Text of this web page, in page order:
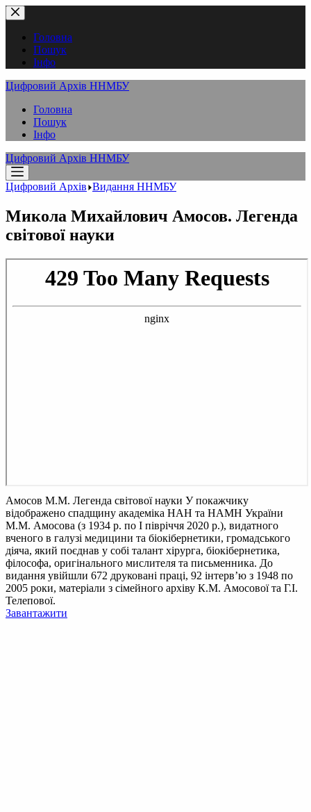
Перейти
до
вмістуГоловна
Пошук
Інфо
Цифровий Архів ННМБУ
Головна
Пошук
Інфо
Цифровий Архів ННМБУ
Цифровий Архів Видання ННМБУ
Микола Михайлович Амосов. Легенда
світової науки
Амосов М.М. Легенда світової науки У покажчику
відображено спадщину академіка НАН та НАМН України
М.М. Амосова (з 1934 р. по І півріччя 2020 p.), видатного
вченого в галузі медицини та біокібернетики, громадського
діяча, який поєднав у собі талант хірурга, біокібернетика,
філософа, оригінального мислителя та письменника. До
видання увійшли 672 друковані праці, 92 інтерв’ю з 1948 по
2005 роки, матеріали з сімейного архіву К.М. Амосової та Г.І.
Телепової.
Завантажити